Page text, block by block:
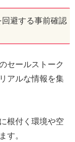
避する事前確認
セールストーク
アルな情報を集
根付く環境や空
す。